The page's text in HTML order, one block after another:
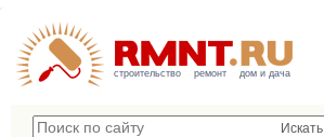
строительство ремонт дом и дача
Искать